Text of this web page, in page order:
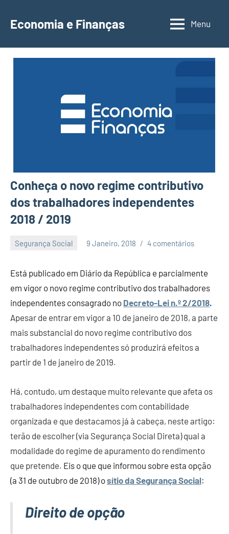
para
conteúdo
Economia e Finanças
Depósitos
Menu
Conheça o novo regime contributivo
dos trabalhadores independentes
2018 / 2019
Segurança Social 9 Janeiro, 2018
Economia
Finanças
4 comentários
Está publicado em Diário da República e parcialmente
em vigor o novo regime contributivo dos trabalhadores
independentes consagrado no Decreto-Lei n.º 2/2018.
Apesar de entrar em vigor a 10 de janeiro de 2018, a parte
mais substancial do novo regime contributivo dos
trabalhadores independentes só produzirá efeitos a
partir de 1 de janeiro de 2019.
Há, contudo, um destaque muito relevante que afeta os
trabalhadores independentes com contabilidade
organizada e que destacamos já à cabeça, neste artigo:
terão de escolher (via Segurança Social Direta) qual a
modalidade do regime de apuramento do rendimento
que pretende. Eis o que que informou sobre esta opção
(a 31 de outubro de 2018) osítio da Segurança Social:
Direito de opção